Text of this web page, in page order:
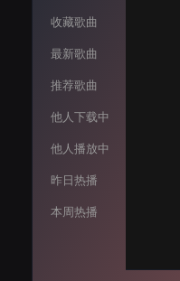
收藏歌曲
最新歌曲
推荐歌曲
他人下载中
他人播放中
昨日热播
本周热播